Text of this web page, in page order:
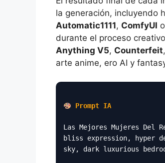
la generación, incluyendo
Automatic1111, ComfyUI o
durante el proceso
Anything V5, Counterfeit,
arte anime, ero AI y
Prompt IA
Las Mejores Mujeres Del
bliss expression, hyper
sky, dark luxurious